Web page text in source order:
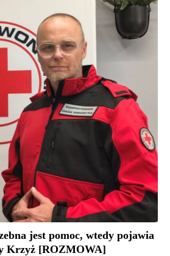
jest pomoc, wtedy pojawia
Krzyż [ROZMOWA]